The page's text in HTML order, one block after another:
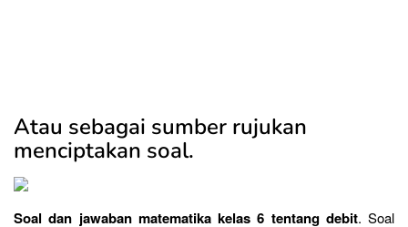
Atau sebagai sumber rujukan
menciptakan soal.
Soal dan jawaban matematika kelas 6 tentang debit. Soal